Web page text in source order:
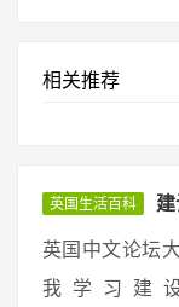
相关推荐
英国生活百科
英国中文论坛
我学习建